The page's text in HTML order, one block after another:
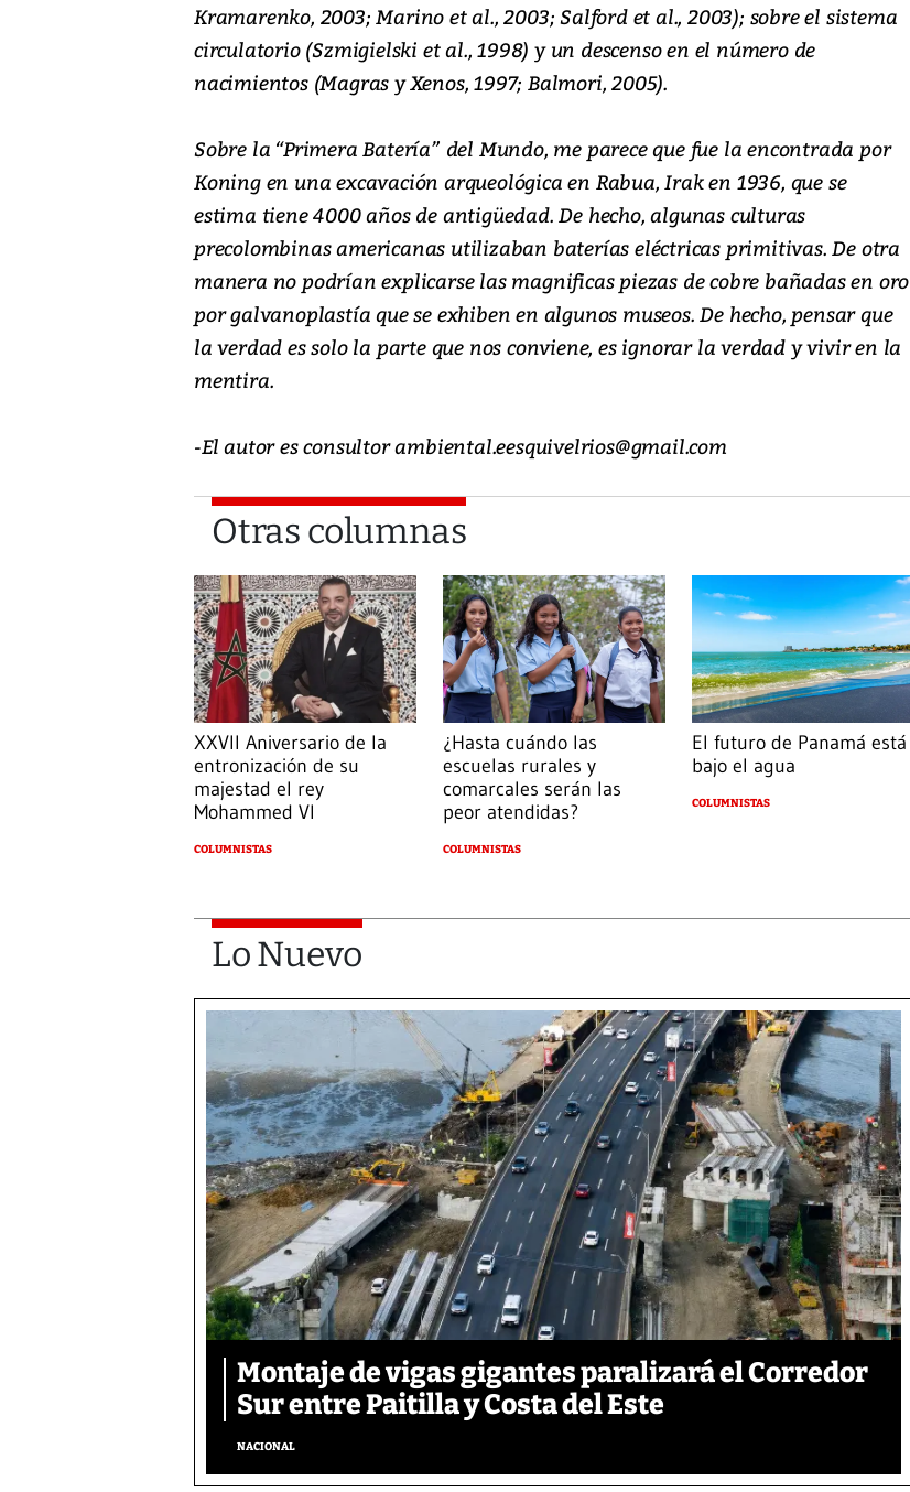
Kramarenko, 2003; Marino et al., 2003; Salford et al., 2003); sobre el sistema
circulatorio (Szmigielski et al., 1998) y un descenso en el número de
nacimientos (Magras y Xenos, 1997; Balmori, 2005).
Sobre la “Primera Batería” del Mundo, me parece que fue la encontrada por
Koning en una excavación arqueológica en Rabua, Irak en 1936, que se
estima tiene 4000 años de antigüedad. De hecho, algunas culturas
precolombinas americanas utilizaban baterías eléctricas primitivas. De otra
manera no podrían explicarse las magnificas piezas de cobre bañadas en oro
por galvanoplastía que se exhiben en algunos museos. De hecho, pensar que
la verdad es solo la parte que nos conviene, es ignorar la verdad y vivir en la
mentira.
-El autor es consultor ambiental.eesquivelrios@gmail.com
Otras columnas
XXVII Aniversario de la
entronización de su
majestad el rey
Mohammed VI
COLUMNISTAS
¿Hasta cuándo las
escuelas rurales y
comarcales serán las
peor atendidas?
COLUMNISTAS
El futuro de Panamá está
bajo el agua
COLUMNISTAS
Lo Nuevo
Montaje de vigas gigantes paralizará el Corredor
Sur entre Paitilla y Costa del Este
NACIONAL